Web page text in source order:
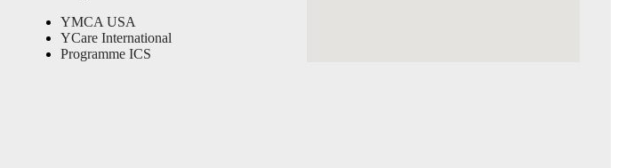
YMCA USA
YCare International
Programme ICS